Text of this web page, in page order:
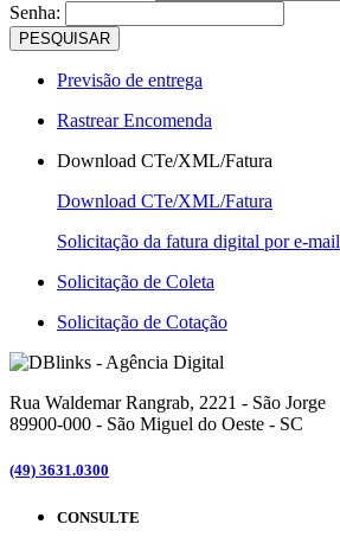
Senha:
PESQUISAR
Previsão de entrega
Rastrear Encomenda
Download CTe/XML/Fatura
Download CTe/XML/Fatura
Solicitação da fatura digital por e-mail
Solicitação de Coleta
Solicitação de Cotação
Rua Waldemar Rangrab, 2221 - São Jorge
89900-000 - São Miguel do Oeste - SC
(49) 3631.0300
CONSULTE